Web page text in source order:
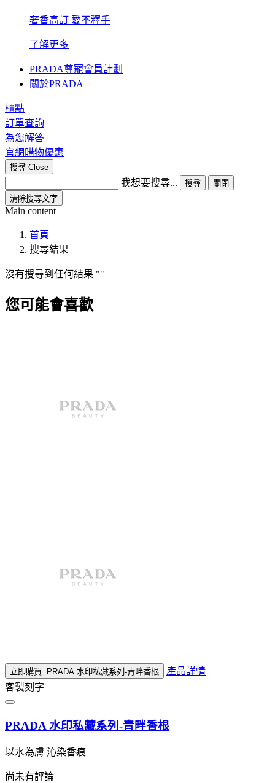
奢香高訂 愛不釋手
了解更多
PRADA尊寵會員計劃
關於PRADA
櫃點
訂單查詢
為您解答
官網購物優惠
搜尋 Close
我想要搜尋... 搜尋
關閉
清除搜尋文字
Main content
首頁
搜尋結果
沒有搜尋到任何結果
您可能會喜歡
立即購買 PRADA 水印私藏系列-青畔香根
產品詳情
客製刻字
PRADA 水印私藏系列-青畔香根
以水為膚 沁染香痕
尚未有評論